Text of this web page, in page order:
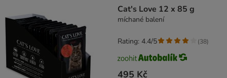
Cat's Love 12 x 85 g
míchané balení
495 Kč
Rating: 4.4/5 (38)